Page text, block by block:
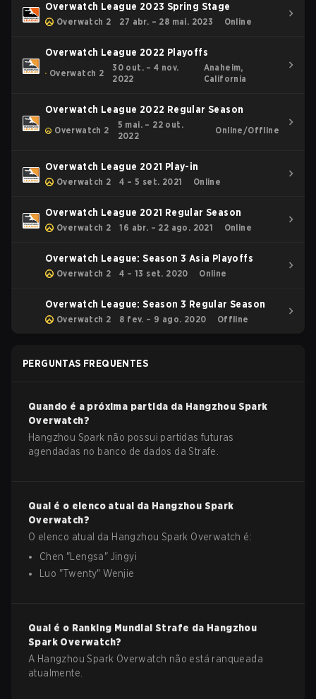
Overwatch League 2023 Spring Stage
Overwatch 2 27 abr. – 28 mai. 2023 Online
Overwatch League 2022 Playoffs
Overwatch 2
30 out. – 4 nov.
2022
Anaheim,
California
Overwatch League 2022 Regular Season
Overwatch 2
5 mai. – 22 out.
2022
Online/Offline
Overwatch League 2021 Play-in
Overwatch 2 4 – 5 set. 2021 Online
Overwatch League 2021 Regular Season
Overwatch 2 16 abr. – 22 ago. 2021 Online
Overwatch League: Season 3 Asia Playoffs
Overwatch 2 4 – 13 set. 2020 Online
Overwatch League: Season 3 Regular Season
Overwatch 2 8 fev. – 9 ago. 2020 Offline
PERGUNTAS FREQUENTES
Quando é a próxima partida da Hangzhou Spark
Overwatch?
Hangzhou Spark não possui partidas futuras
agendadas no banco de dados da Strafe.
Qual é o elenco atual da Hangzhou Spark
Overwatch?
O elenco atual da Hangzhou Spark Overwatch é:
Chen " Lengsa" Jingyi
Luo "Twenty"Wenjie
Qual é o Ranking Mundial Strafe da Hangzhou
Spark Overwatch?
A Hangzhou Spark Overwatch não está ranqueada
atualmente.